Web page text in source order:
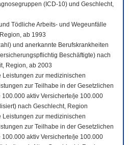
(ICD-10) und Geschlecht,
Tödliche Arbeits- und Wegeunfälle
ab 1993
und anerkannte Berufskrankheiten
Beschäftigte) nach
Region, ab 2003
Leistungen zur medizinischen
zur Teilhabe in der Gesetzlichen
aktiv Versicherte/je 100.000
nach Geschlecht, Region
Leistungen zur medizinischen
zur Teilhabe in der Gesetzlichen
aktiv Versicherte/je 100.000